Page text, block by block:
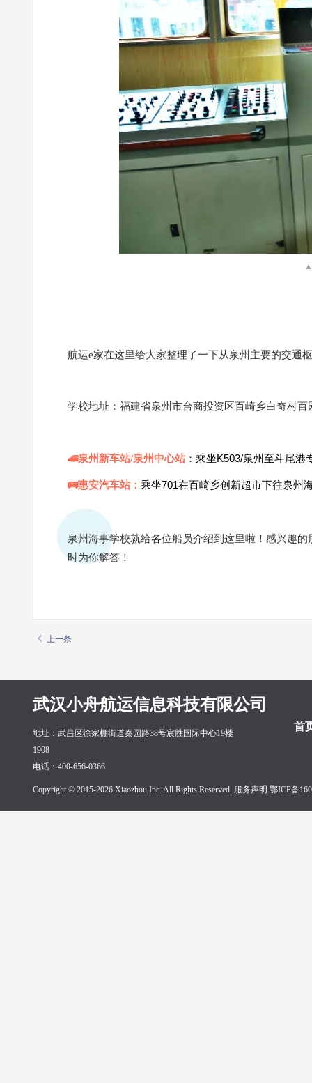
▲
航运e家在这里给大家整理了一下从泉州主要的交通
学校地址：福建省泉州市台商投资区百崎乡白奇村百
🚄泉州新车站/泉州中心站： 乘坐K503/泉州至斗尾港
🚌惠安汽车站： 乘坐701在百崎乡创新超市下往泉州
泉州海事学校就给各位船员介绍到这里啦！感兴趣
时为你解答！
上一条
武汉小舟航运信息科技有限公司
首
地址：武昌区徐家棚街道秦园路38号宸胜国际中心19楼
1908
电话：400-656-0366
Copyright © 2015-2026 Xiaozhou,Inc. All Rights Reserved. 服务声明 鄂ICP备